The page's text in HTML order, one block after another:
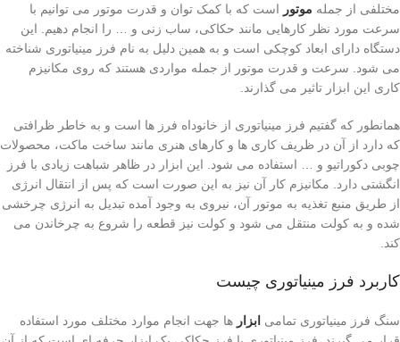
مختلفی از جمله موتور است که با کمک توان و قدرت موتور می توانیم با
سرعت مورد نظر کارهایی مانند حکاکی، ساب زنی و … را انجام دهیم. این
دستگاه دارای ابعاد کوچکی است و به همین دلیل به نام فرز مینیاتوری شناخته
می شود. سرعت و قدرت موتور از جمله مواردی هستند که روی مکانیزم
کاری این ابزار تاثیر می گذارند.
همانطور که گفتیم فرز مینیاتوری از خانوداه فرز ها است و به خاطر ظرافتی
که دارد از آن در ظریف کاری ها و کارهای هنری مانند ساخت ماکت، محصولات
چوبی دکوراتیو و … استفاده می شود. این ابزار در ظاهر شباهت زیادی با فرز
انگشتی دارد. مکانیزم کار آن نیز به این صورت است که پس از انتقال انرژی
از طریق منبع تغذیه به موتور آن، نیروی به وجود آمده تبدیل به انرژی چرخشی
شده و به کولت منتقل می شود و کولت نیز قطعه را شروع به چرخاندن می
کند.
کاربرد فرز مینیاتوری چیست
سنگ فرز مینیاتوری تمامی ابزار ها جهت انجام موارد مختلف مورد استفاده